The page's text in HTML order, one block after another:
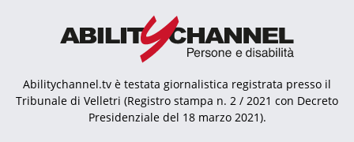
Abilitychannel.tv è testata giornalistica registrata presso il
Tribunale di Velletri (Registro stampa n. 2 / 2021 con Decreto
Presidenziale del 18 marzo 2021).